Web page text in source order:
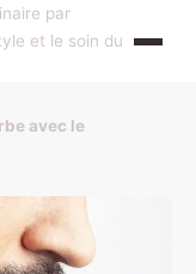
par
et le soin du
avec le